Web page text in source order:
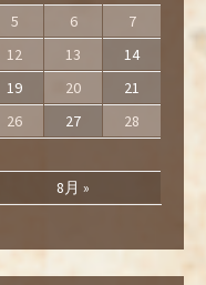
8月 »
5 6
7
12 13
14
19 20
21
26 27
28